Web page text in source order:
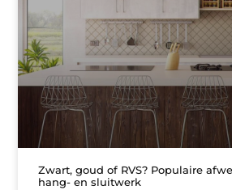
Zwart, goud of RVS? Populaire
hang- en sluitwerk